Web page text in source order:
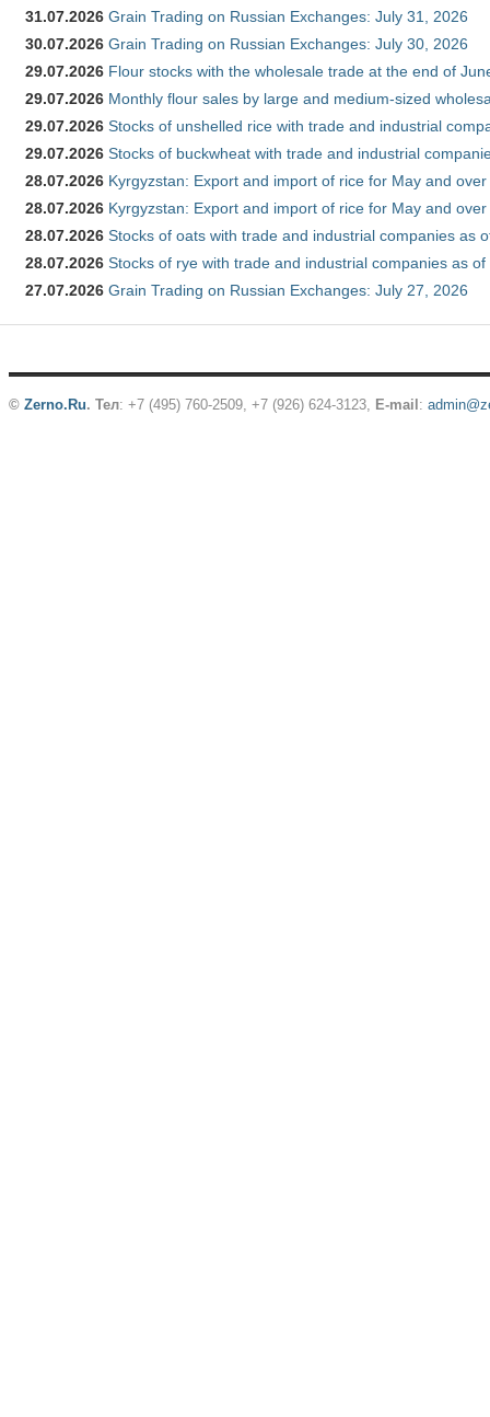
31.07.2026 Grain Trading on Russian Exchanges: July 31, 2026
30.07.2026 Grain Trading on Russian Exchanges: July 30, 2026
29.07.2026 Flour stocks with the wholesale trade at the end of
29.07.2026 Monthly flour sales by large and medium-sized
29.07.2026 Stocks of unshelled rice with trade and industrial
29.07.2026 Stocks of buckwheat with trade and industrial
28.07.2026 Kyrgyzstan: Export and import of rice for May and
28.07.2026 Kyrgyzstan: Export and import of rice for May and
28.07.2026 Stocks of oats with trade and industrial companies as
28.07.2026 Stocks of rye with trade and industrial companies as
27.07.2026 Grain Trading on Russian Exchanges: July 27, 2026
© Zerno.Ru. Тел: +7 (495) 760-2509, +7 (926) 624-3123, E-mail :